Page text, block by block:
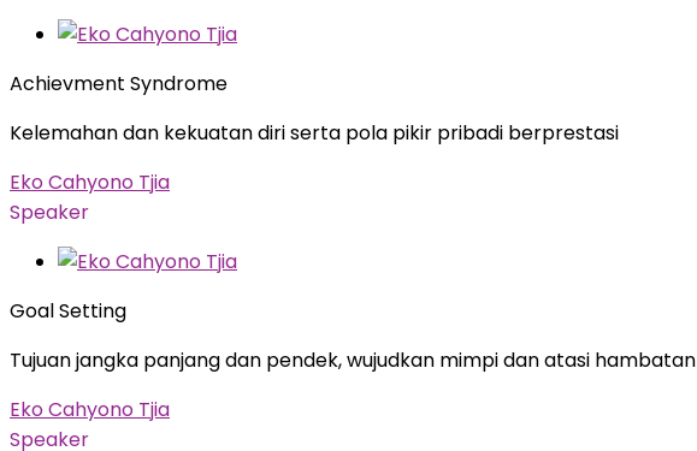
Achievment Syndrome
Kelemahan dan kekuatan diri serta pola pikir pribadi berprestasi
Eko Cahyono Tjia
Speaker
Goal Setting
Tujuan jangka panjang dan pendek, wujudkan mimpi dan atasi hambatan
Eko Cahyono Tjia
Speaker